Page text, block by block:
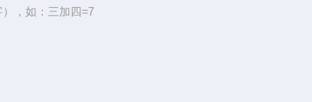
，如：三加四=7